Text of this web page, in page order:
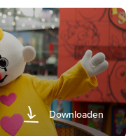
Downloaden